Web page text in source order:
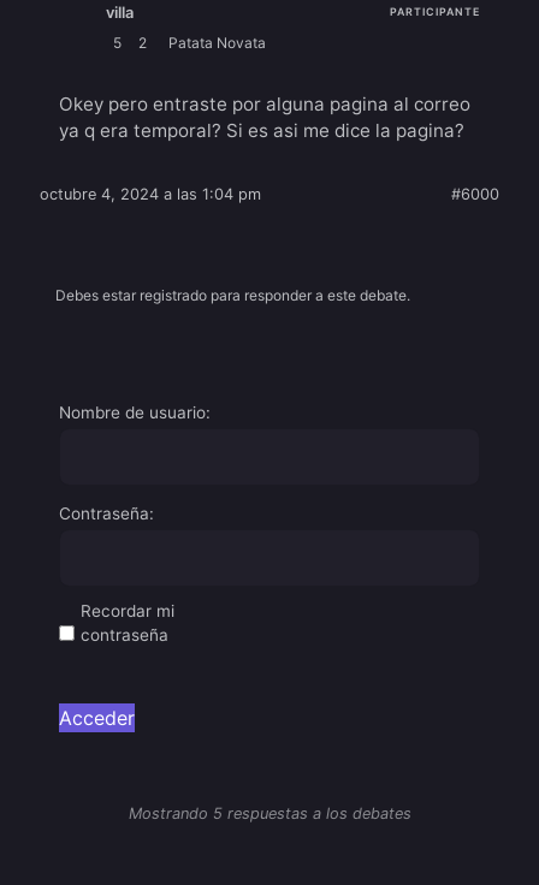
Mostrando 5 respuestas a los debates
villa PARTICIPANTE
5 2 Patata Novata
Okey pero entraste por alguna pagina al correo
ya q era temporal? Si es asi me dice la pagina?
octubre 4, 2024 a las 1:04 pm #6000
Debes estar registrado para responder a este debate.
Nombre de usuario:
Contraseña:
Recordar mi
contraseña
Acceder